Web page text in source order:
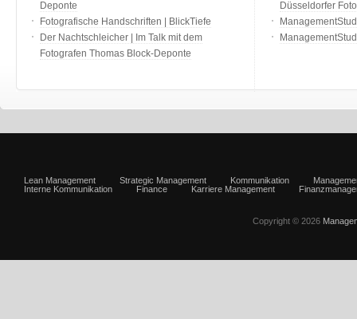
Deponte
Fotografische Handschriften | BlickTiefe
Der Nachtschleicher | Im Talk mit dem
Fotografen Thomas Block-Deponte
Düsseldorfer
Lean Management Strategic Management Kommunikation
Interne Kommunikation
Finance Karriere Management
Copyright © 2026